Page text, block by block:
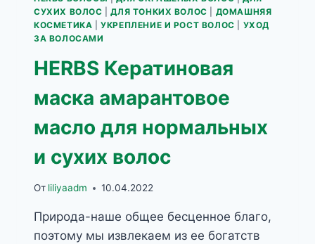
СУХИХ ВОЛОС |ДЛЯ ТОНКИХ ВОЛОС
ДОМАШНЯЯ
КОСМЕТИКА |УКРЕПЛЕНИЕ И РОСТ ВОЛОС
УХОД
ЗА ВОЛОСАМИ
HERBS Кератиновая
маска амарантовое
масло для нормальных
и сухих волоc
От liliyaadm 10.04.2022
Природа-наше общее бесценное благо,
поэтому мы извлекаем из ее богатств